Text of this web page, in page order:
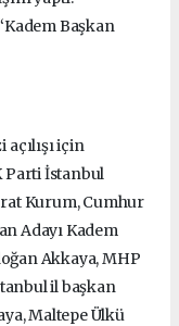
Başkan
için
Parti İstanbul
Kurum, Cumhur
Adayı Kadem
Akkaya, MHP
il başkan
Maltepe Ülkü